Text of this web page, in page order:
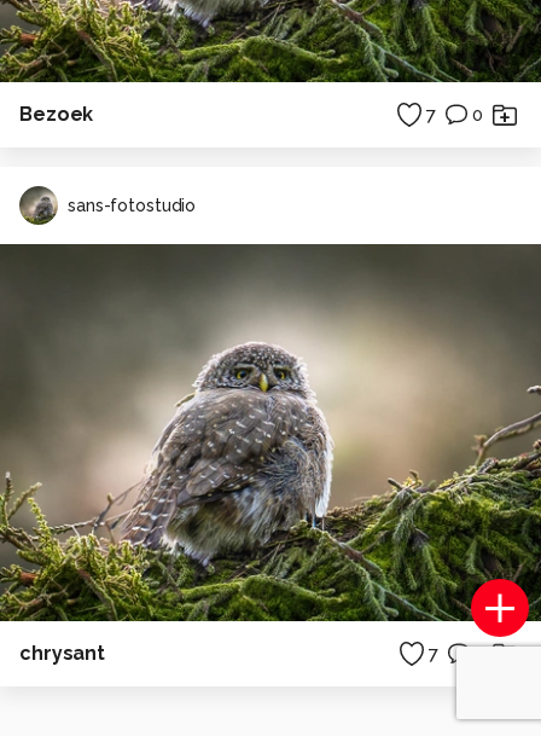
Bezoek 7 0
sans-fotostudio
chrysant 7